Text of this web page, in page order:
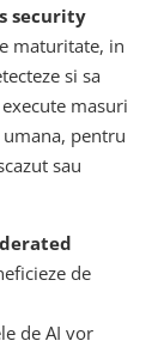
security
maturitate, in
si sa
masuri
pentru
sau
de
de AI vor